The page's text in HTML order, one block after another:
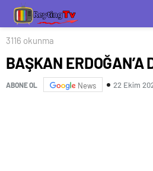
3116 okunma
BAŞKAN
ABONE OL News 22 Ekim